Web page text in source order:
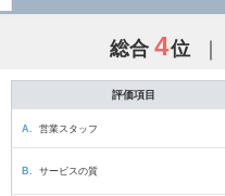
総合 4位
評価項目
A. 営業スタッフ
B. サービスの質